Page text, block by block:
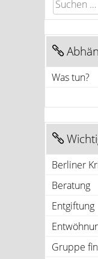
Was tun?
Berliner
Beratung
Entgiftung
Gruppe